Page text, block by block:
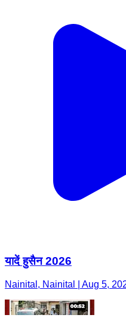
यादें हुसैन 2026
Nainital, Nainital | Aug 5,